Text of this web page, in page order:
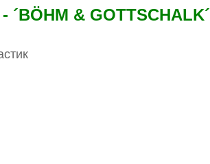
´BÖHM & GOTTSCHALK´